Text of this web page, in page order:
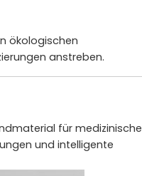
ökologischen
anstreben.
für medizinische
und intelligente